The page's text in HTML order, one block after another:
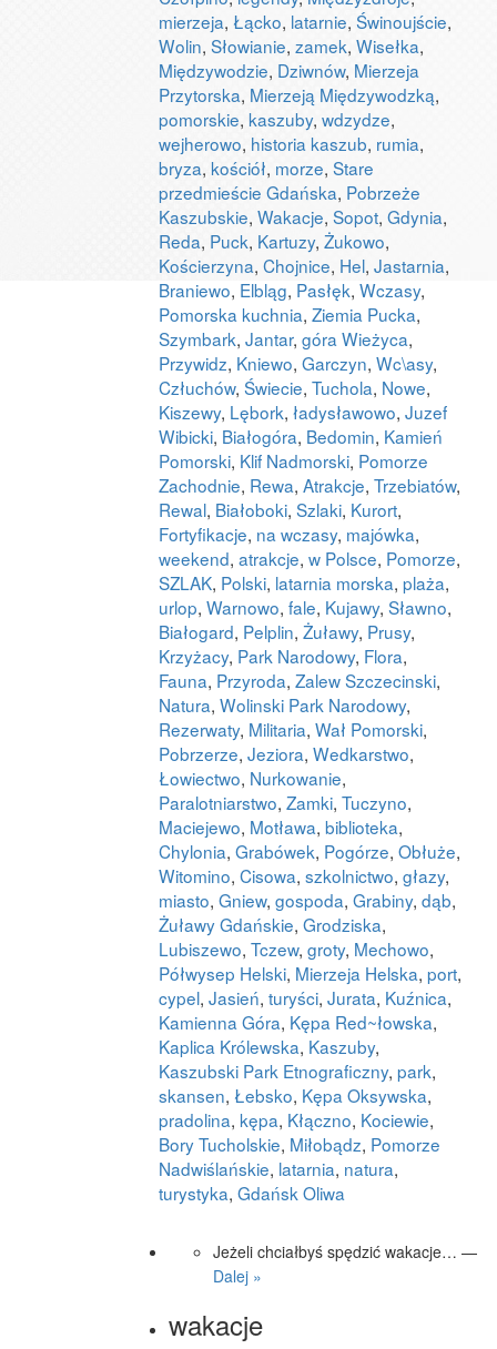
mierzeja, Łącko, latarnie, Świnoujście,
Wolin, Słowianie, zamek, Wisełka,
Międzywodzie, Dziwnów, Mierzeja
Przytorska, Mierzeją Międzywodzką,
pomorskie, kaszuby, wdzydze,
wejherowo, historia kaszub, rumia,
bryza, kościół, morze, Stare
przedmieście Gdańska, Pobrzeże
Kaszubskie, Wakacje, Sopot, Gdynia,
Reda, Puck, Kartuzy, Żukowo,
Kościerzyna, Chojnice, Hel, Jastarnia,
Braniewo, Elbląg, Pasłęk, Wczasy,
Pomorska kuchnia, Ziemia Pucka,
Szymbark, Jantar, góra Wieżyca,
Przywidz, Kniewo, Garczyn, Wc\asy,
Człuchów, Świecie, Tuchola, Nowe,
Kiszewy, Lębork, ładysławowo, Juzef
Wibicki, Białogóra, Bedomin, Kamień
Pomorski, Klif Nadmorski, Pomorze
Zachodnie, Rewa, Atrakcje, Trzebiatów,
Rewal, Białoboki, Szlaki, Kurort,
Fortyfikacje, na wczasy, majówka,
weekend, atrakcje, w Polsce, Pomorze,
SZLAK, Polski, latarnia morska, plaża,
urlop, Warnowo, fale, Kujawy, Sławno,
Białogard, Pelplin, Żuławy, Prusy,
Krzyżacy, Park Narodowy, Flora,
Fauna, Przyroda, Zalew Szczecinski,
Natura, Wolinski Park Narodowy,
Rezerwaty, Militaria, Wał Pomorski,
Pobrzerze, Jeziora, Wedkarstwo,
Łowiectwo, Nurkowanie,
Paralotniarstwo, Zamki, Tuczyno,
Maciejewo, Motława, biblioteka,
Chylonia, Grabówek, Pogórze, Obłuże,
Witomino, Cisowa, szkolnictwo, głazy,
miasto, Gniew, gospoda, Grabiny, dąb,
Żuławy Gdańskie, Grodziska,
Lubiszewo, Tczew, groty, Mechowo,
Półwysep Helski, Mierzeja Helska, port,
cypel, Jasień, turyści, Jurata, Kuźnica,
Kamienna Góra, Kępa Red~łowska,
Kaplica Królewska, Kaszuby,
Kaszubski Park Etnograficzny, park,
skansen, Łebsko, Kępa Oksywska,
pradolina, kępa, Kłączno, Kociewie,
Bory Tucholskie, Miłobądz, Pomorze
Nadwiślańskie, latarnia, natura,
turystyka, Gdańsk Oliwa
Jeżeli chciałbyś spędzić wakacje… —
Dalej »
wakacje